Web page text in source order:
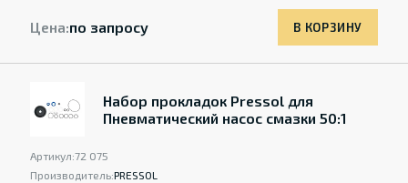
Цена:по запросу В КОРЗИНУ
Набор прокладок Pressol для
Пневматический насос смазки 50:1
Артикул:72 075
Производитель:PRESSOL